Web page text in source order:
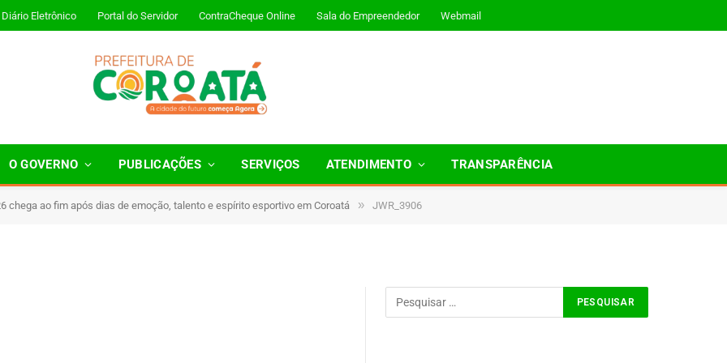
Diário Eletrônico Portal do Servidor ContraCheque Online Sala do Empreendedor Webmail
O GOVERNO PUBLICAÇÕES SERVIÇOS ATENDIMENTO TRANSPARÊNCIA
chega ao fim após dias de emoção, talento e espírito esportivo em Coroatá » JWR_3906